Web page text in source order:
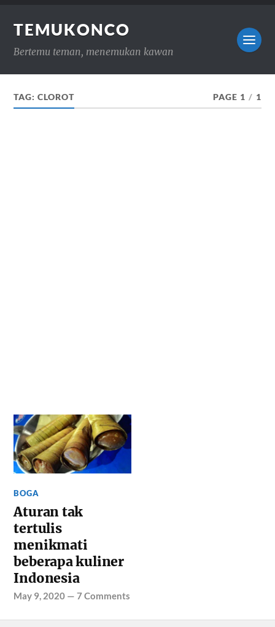
TEMUKONCO
Bertemu teman, menemukan kawan
TAG:CLOROT PAGE 1 / 1
BOGA
Aturan tak
tertulis
menikmati
beberapa kuliner
Indonesia
May 9, 2020 —7 Comments